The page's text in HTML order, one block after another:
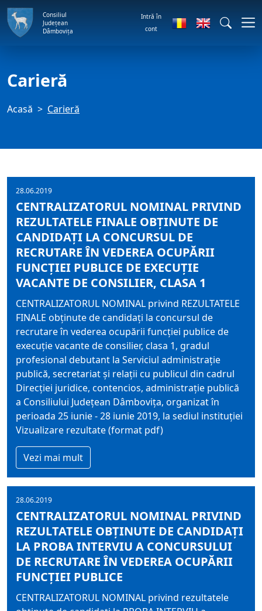
Consiliul
Județean
Dâmbovița
Intră în
cont
Carieră
Acasă Carieră
28.06.2019
CENTRALIZATORUL NOMINAL PRIVIND
REZULTATELE FINALE OBŢINUTE DE
CANDIDAŢI LA CONCURSUL DE
RECRUTARE ÎN VEDEREA OCUPĂRII
FUNCŢIEI PUBLICE DE EXECUŢIE
VACANTE DE CONSILIER, CLASA 1
CENTRALIZATORUL NOMINAL privind REZULTATELE
FINALE obţinute de candidaţi la concursul de
recrutare în vederea ocupării funcţiei publice de
execuţie vacante de consilier, clasa 1, gradul
profesional debutant la Serviciul administraţie
publică, secretariat şi relaţii cu publicul din cadrul
Direcţiei juridice, contencios, administraţie publică
a Consiliului Judeţean Dâmboviţa, organizat în
perioada 25 iunie - 28 iunie 2019, la sediul instituţiei
Vizualizare rezultate (format pdf)
Vezi mai mult
28.06.2019
CENTRALIZATORUL NOMINAL PRIVIND
REZULTATELE OBŢINUTE DE CANDIDAŢI
LA PROBA INTERVIU A CONCURSULUI
DE RECRUTARE ÎN VEDEREA OCUPĂRII
FUNCŢIEI PUBLICE
CENTRALIZATORUL NOMINAL privind rezultatele